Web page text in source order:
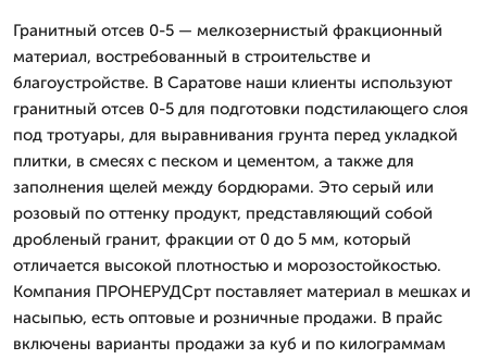
Гранитный отсев 0-5 — мелкозернистый фракционный
материал, востребованный в строительстве и
благоустройстве. В Саратове наши клиенты используют
гранитный отсев 0-5 для подготовки подстилающего слоя
под тротуары, для выравнивания грунта перед укладкой
плитки, в смесях с песком и цементом, а также для
заполнения щелей между бордюрами. Это серый или
розовый по оттенку продукт, представляющий собой
дробленый гранит, фракции от 0 до 5 мм, который
отличается высокой плотностью и морозостойкостью.
Компания ПРОНЕРУДСрт поставляет материал в мешках и
насыпью, есть оптовые и розничные продажи. В прайс
включены варианты продажи за куб и по килограммам